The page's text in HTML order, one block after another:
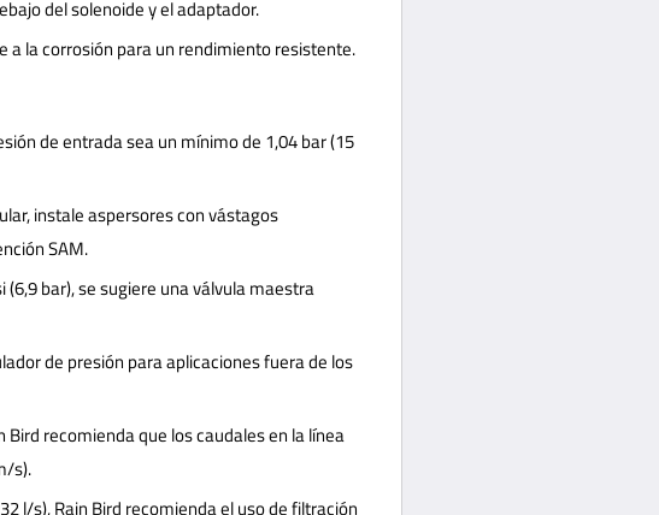
del solenoide y el adaptador.
a la corrosión para un rendimiento resistente.
de entrada sea un mínimo de 1,04 bar (15
instale aspersores con vástagos
SAM.
bar), se sugiere una válvula maestra
de presión para aplicaciones fuera de los
recomienda que los caudales en la línea
s).
l/s), Rain Bird recomienda el uso de filtración